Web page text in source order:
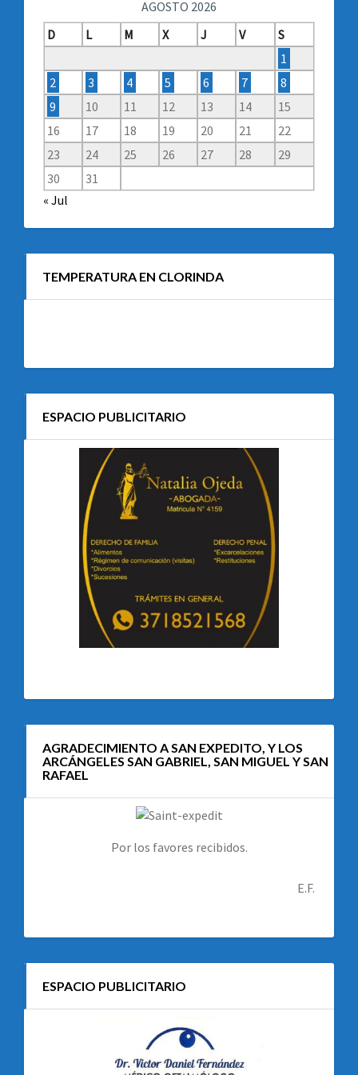
AGOSTO 2026
D
L M X J V
S
1
2
3 4 5 6 7
8
9
10 11 12 13 14
15
16
17 18 19 20 21
22
23
24 25 26 27 28
29
30
31
« Jul
TEMPERATURA EN CLORINDA
ESPACIO PUBLICITARIO
AGRADECIMIENTO A SAN EXPEDITO, Y LOS
ARCÁNGELES SAN GABRIEL, SAN MIGUEL Y SAN
RAFAEL
Por los favores recibidos.
E.F.
ESPACIO PUBLICITARIO